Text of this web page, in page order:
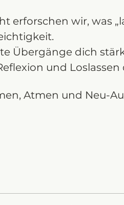
erforschen wir, was
Übergänge dich
und
Atmen und Neu-